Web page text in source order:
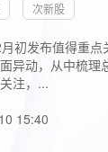
次新股
初发布值得重
异动，从中梳
注，...
15:40